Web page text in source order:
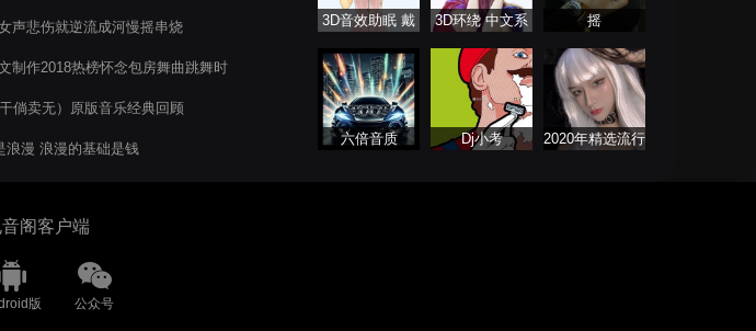
声悲伤就逆流成河慢摇串烧
制作2018热榜怀念包房舞曲跳舞时
倘卖无）原版音乐经典回顾
浪漫 浪漫的基础是钱
3D音效助眠 戴
3D环绕 中文系
摇
六倍音质 Dj小考
2020年精选流行
阁客户端
版 公众号